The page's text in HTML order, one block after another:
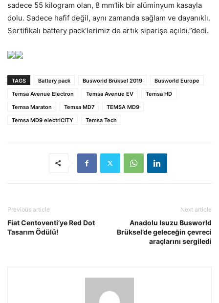
sadece 55 kilogram olan, 8 mm’lik bir alüminyum kasayla
dolu. Sadece hafif değil, aynı zamanda sağlam ve dayanıklı.
Sertifikalı battery pack’lerimiz de artık siparişe açıldı.”dedi.
TAGS Battery pack Busworld Brüksel 2019
Busworld Europe
Temsa Avenue Electron
Temsa Avenue EV
Temsa HD
Temsa Maraton
Temsa MD7
TEMSA MD9
Temsa MD9 electriCITY
Temsa Tech
Previous article
Fiat Centoventi’ye Red Dot
Tasarım Ödülü!
Next article
Anadolu Isuzu Busworld
Brüksel’de geleceğin çevreci
araçlarını sergiledi